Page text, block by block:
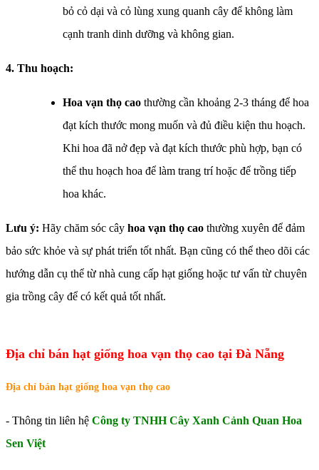
bỏ cỏ dại và cỏ lùng xung quanh cây để không làm
cạnh tranh dinh dưỡng và không gian.
4. Thu hoạch:
Hoa vạn thọ cao thường cần khoảng 2-3 tháng để hoa
đạt kích thước mong muốn và đủ điều kiện thu hoạch.
Khi hoa đã nở đẹp và đạt kích thước phù hợp, bạn có
thể thu hoạch hoa để làm trang trí hoặc để trồng tiếp
hoa khác.
Lưu ý: Hãy chăm sóc cây hoa vạn thọ cao thường xuyên để đảm
bảo sức khỏe và sự phát triển tốt nhất. Bạn cũng có thể theo dõi các
hướng dẫn cụ thể từ nhà cung cấp hạt giống hoặc tư vấn từ chuyên
gia trồng cây để có kết quả tốt nhất.
Địa chỉ bán hạt giống hoa vạn thọ cao tại Đà Nẵng
Địa chỉ bán hạt giống hoa vạn thọ cao
- Thông tin liên hệ Công ty TNHH Cây Xanh Cảnh Quan Hoa
Sen Việt